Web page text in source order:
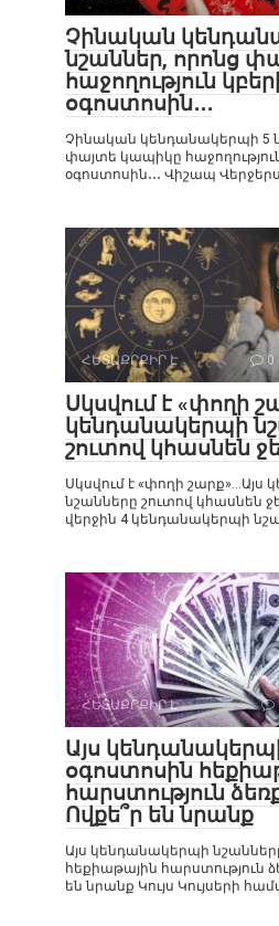
Չինական
նշաններ, որոնց
հաջողություն
օգոստոսին․․․
Չինական կենդանակերպի 5
փայտե կապիկը
օգոստոսին․․․ Վիշապ
ՀԵՏԱՔՐՔԻՐ Է 0
Սկսվում է «փողի
կենդանակերպի
շուտով կհասնեն
Սկսվում է «փողի շարք»…Այս
նշանները շուտով կհասնեն
վերջին 4 կենդանակերպի
ՀԵՏԱՔՐՔԻՐ Է
Այս
օգոստոսին
հարստություն ձեռք
Ովքե՞ր են նրանք
Այս կենդանակերպի
հեքիաթային հարստություն
են նրանք Կույս Կույսերի